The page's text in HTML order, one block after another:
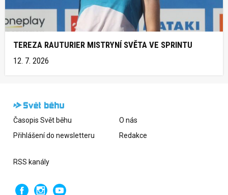
TEREZA RAUTURIER MISTRYNÍ SVĚTA VE SPRINTU
12. 7. 2026
Časopis Svět běhu
Přihlášení do newsletteru
O nás
Redakce
RSS kanály